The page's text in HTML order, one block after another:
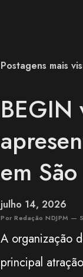
Postagens mais
BEGIN
em
julho 14, 2026
Por Redação NDJPM —
A organização
principal